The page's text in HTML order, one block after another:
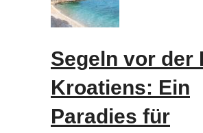
Segeln vor der
Kroatiens: Ein
Paradies für